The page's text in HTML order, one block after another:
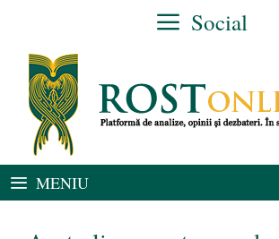
conținut
Social
MENIU